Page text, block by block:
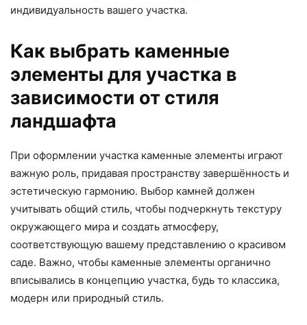
индивидуальность вашего участка.
Как выбрать каменные
элементы для участка в
зависимости от стиля
ландшафта
При оформлении участка каменные элементы играют
важную роль, придавая пространству завершённость и
эстетическую гармонию. Выбор камней должен
учитывать общий стиль, чтобы подчеркнуть текстуру
окружающего мира и создать атмосферу,
соответствующую вашему представлению о красивом
саде. Важно, чтобы каменные элементы органично
вписывались в концепцию участка, будь то классика,
модерн или природный стиль.